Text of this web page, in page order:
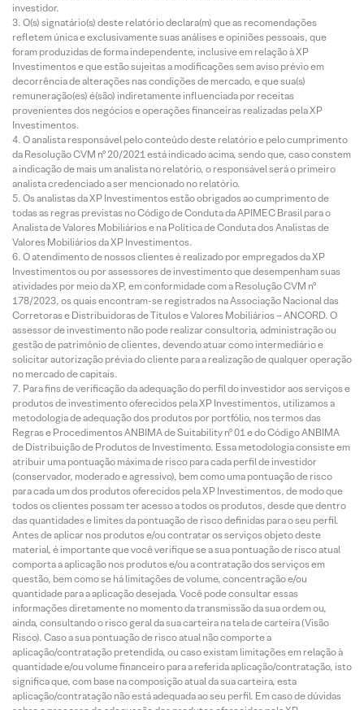
investidor.
O(s) signatário(s) deste relatório declara(m) que as recomendações
refletem única e exclusivamente suas análises e opiniões pessoais, que
foram produzidas de forma independente, inclusive em relação à XP
Investimentos e que estão sujeitas a modificações sem aviso prévio em
decorrência de alterações nas condições de mercado, e que sua(s)
remuneração(es) é(são) indiretamente influenciada por receitas
provenientes dos negócios e operações financeiras realizadas pela XP
Investimentos.
O analista responsável pelo conteúdo deste relatório e pelo cumprimento
da Resolução CVM nº 20/2021 está indicado acima, sendo que, caso constem
a indicação de mais um analista no relatório, o responsável será o primeiro
analista credenciado a ser mencionado no relatório.
Os analistas da XP Investimentos estão obrigados ao cumprimento de
todas as regras previstas no Código de Conduta da APIMEC Brasil para o
Analista de Valores Mobiliários e na Política de Conduta dos Analistas de
Valores Mobiliários da XP Investimentos.
O atendimento de nossos clientes é realizado por empregados da XP
Investimentos ou por assessores de investimento que desempenham suas
atividades por meio da XP, em conformidade com a Resolução CVM nº
178/2023, os quais encontram-se registrados na Associação Nacional das
Corretoras e Distribuidoras de Títulos e Valores Mobiliários – ANCORD. O
assessor de investimento não pode realizar consultoria, administração ou
gestão de patrimônio de clientes, devendo atuar como intermediário e
solicitar autorização prévia do cliente para a realização de qualquer operação
no mercado de capitais.
Para fins de verificação da adequação do perfil do investidor aos serviços e
produtos de investimento oferecidos pela XP Investimentos, utilizamos a
metodologia de adequação dos produtos por portfólio, nos termos das
Regras e Procedimentos ANBIMA de Suitability nº 01 e do Código ANBIMA
de Distribuição de Produtos de Investimento. Essa metodologia consiste em
atribuir uma pontuação máxima de risco para cada perfil de investidor
(conservador, moderado e agressivo), bem como uma pontuação de risco
para cada um dos produtos oferecidos pela XP Investimentos, de modo que
todos os clientes possam ter acesso a todos os produtos, desde que dentro
das quantidades e limites da pontuação de risco definidas para o seu perfil.
Antes de aplicar nos produtos e/ou contratar os serviços objeto deste
material, é importante que você verifique se a sua pontuação de risco atual
comporta a aplicação nos produtos e/ou a contratação dos serviços em
questão, bem como se há limitações de volume, concentração e/ou
quantidade para a aplicação desejada. Você pode consultar essas
informações diretamente no momento da transmissão da sua ordem ou,
ainda, consultando o risco geral da sua carteira na tela de carteira (Visão
Risco). Caso a sua pontuação de risco atual não comporte a
aplicação/contratação pretendida, ou caso existam limitações em relação à
quantidade e/ou volume financeiro para a referida aplicação/contratação, isto
significa que, com base na composição atual da sua carteira, esta
aplicação/contratação não está adequada ao seu perfil. Em caso de dúvidas